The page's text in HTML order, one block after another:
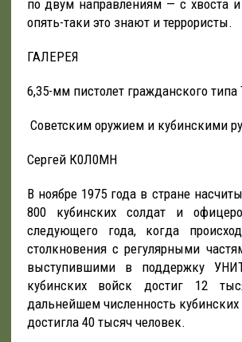
по двум направлениям — с хвоста
опять-таки это знают и террористы.
ГАЛЕРЕЯ
6,35-мм пистолет гражданского типа
Советским оружием и кубинскими
Сергей К0Л0МН
В ноябре 1975 года в стране
800 кубинских солдат и
следующего года, когда
столкновения с регулярными
выступившими в поддержку
кубинских войск достиг 12
дальнейшем численность
достигла 40 тысяч человек.